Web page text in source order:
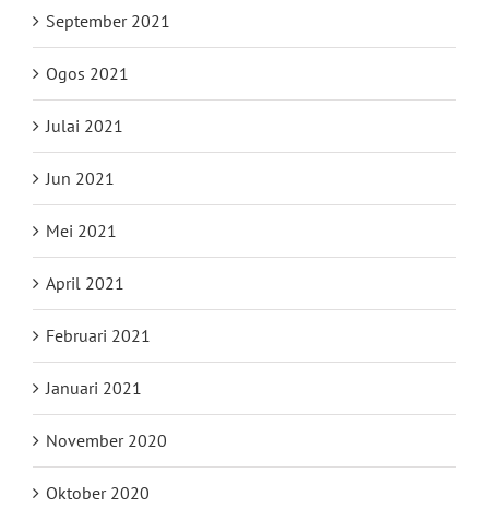
September 2021
Ogos 2021
Julai 2021
Jun 2021
Mei 2021
April 2021
Februari 2021
Januari 2021
November 2020
Oktober 2020